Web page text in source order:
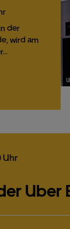
der
wird am
Uhr
Uber